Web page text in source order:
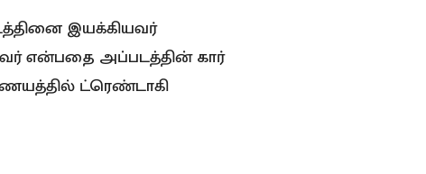
இயக்கியவர்
என்பதை அப்படத்தின் கார்
ட்ரெண்டாகி